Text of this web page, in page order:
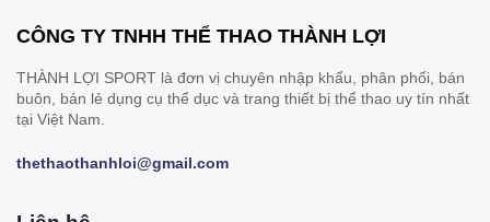
CÔNG TY TNHH THỂ THAO THÀNH LỢI
THÀNH LỢI SPORT là đơn vị chuyên nhập khẩu, phân phối, bán
buôn, bán lẻ dụng cụ thể dục và trang thiết bị thể thao uy tín nhất
tại Việt Nam.
thethaothanhloi@gmail.com